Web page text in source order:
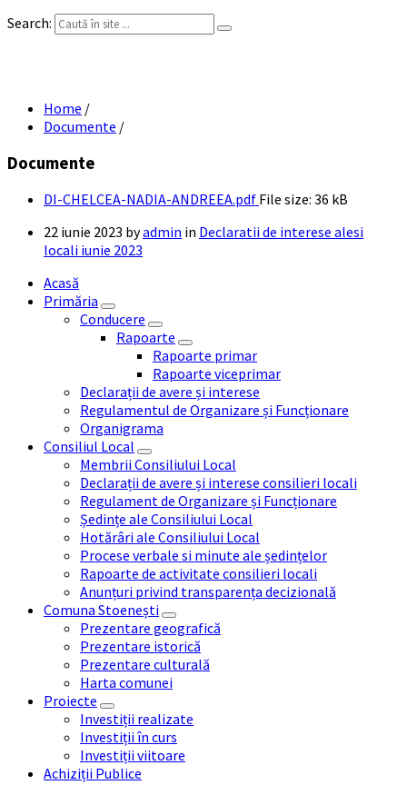
Search:
Home /
Documente /
Documente
DI-CHELCEA-NADIA-ANDREEA.pdf File size: 36 kB
22 iunie 2023 byadmin in Declaratii de interese alesi
locali iunie 2023
Acasă
Primăria
Conducere
Rapoarte
Rapoarte primar
Rapoarte viceprimar
Declarații de avere și interese
Regulamentul de Organizare și Funcționare
Organigrama
Consiliul Local
Membrii Consiliului Local
Declarații de avere și interese consilieri locali
Regulament de Organizare și Funcționare
Ședințe ale Consiliului Local
Hotărâri ale Consiliului Local
Procese verbale si minute ale ședințelor
Rapoarte de activitate consilieri locali
Anunțuri privind transparența decizională
Comuna Stoenești
Prezentare geografică
Prezentare istorică
Prezentare culturală
Harta comunei
Proiecte
Investiții realizate
Investiții în curs
Investiții viitoare
Achiziții Publice